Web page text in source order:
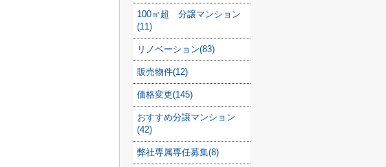
100㎡超 分譲マンション
(11)
リノベーション(83)
販売物件(12)
価格変更(145)
おすすめ分譲マンション
(42)
弊社専属専任募集(8)